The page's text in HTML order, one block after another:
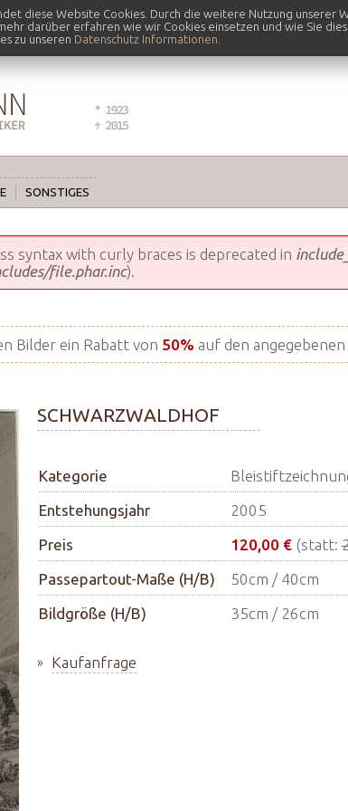
diese Website Cookies. Durch die weitere Nutzung unserer
darüber erfahren wie wir Cookies einsetzen und wie Sie
zu unseren Datenschutz Informationen
SONSTIGES
syntax with curly braces is deprecated in
file.phar.inc).
Bilder ein Rabatt von 50% auf den
SCHWARZWALDHOF
Kategorie
Entstehungsjahr
2005
Preis
120,00 € (statt:
Passepartout-Maße (H/B)
50cm / 40cm
Bildgröße (H/B)
35cm / 26cm
Kaufanfrage